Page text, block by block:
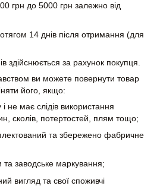
грн до 5000 грн залежно від
14 днів після отримання (для
здійснюється за рахунок покупця.
ви можете повернути товар
його, якщо:
не має слідів використання
сколів, потертостей, плям тощо;
та збережено фабричне
та заводське маркування;
вигляд та свої споживчі